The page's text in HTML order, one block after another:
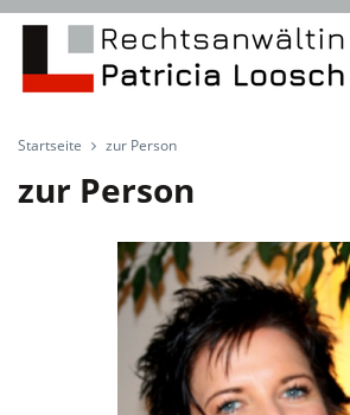
Startseite zur Person
zur Person